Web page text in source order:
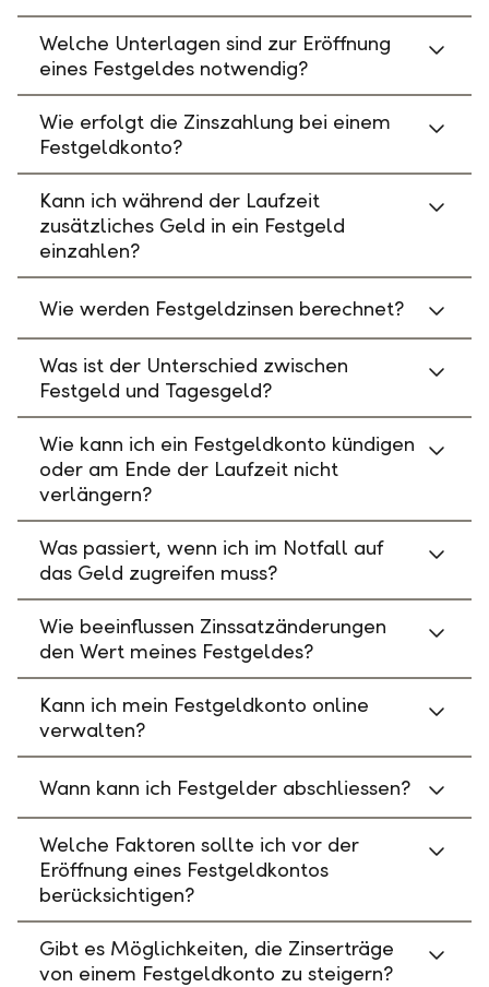
Welche Unterlagen sind zur Eröffnung
eines Festgeldes notwendig?
Wie erfolgt die Zinszahlung bei einem
Festgeldkonto?
Kann ich während der Laufzeit
zusätzliches Geld in ein Festgeld
einzahlen?
Wie werden Festgeldzinsen berechnet?
Was ist der Unterschied zwischen
Festgeld und Tagesgeld?
Wie kann ich ein Festgeldkonto kündigen
oder am Ende der Laufzeit nicht
verlängern?
Was passiert, wenn ich im Notfall auf
das Geld zugreifen muss?
Wie beeinflussen Zinssatzänderungen
den Wert meines Festgeldes?
Kann ich mein Festgeldkonto online
verwalten?
Wann kann ich Festgelder abschliessen?
Welche Faktoren sollte ich vor der
Eröffnung eines Festgeldkontos
berücksichtigen?
Gibt es Möglichkeiten, die Zinserträge
von einem Festgeldkonto zu steigern?